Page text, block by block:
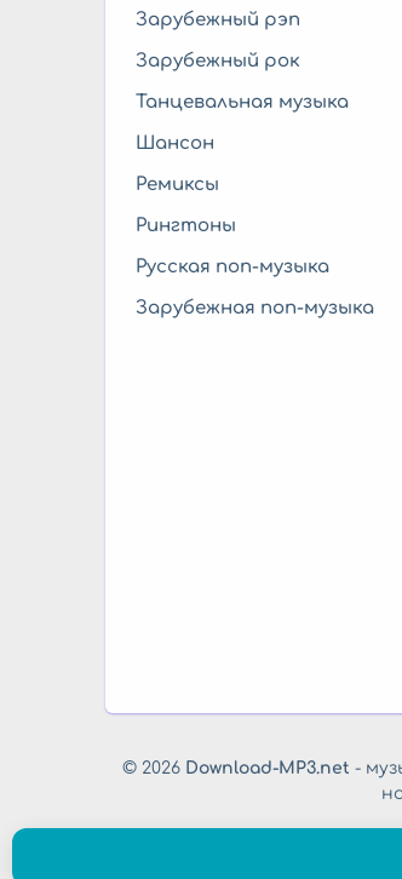
Зарубежный рэп
Зарубежный рок
Танцевальная музыка
Шансон
Ремиксы
Рингтоны
Русская поп-музыка
Зарубежная поп-музыка
© 2026 Download-MP3.net -